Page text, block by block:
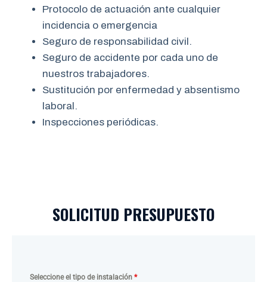
Protocolo de actuación ante cualquier
incidencia o emergencia
Seguro de responsabilidad civil.
Seguro de accidente por cada uno de
nuestros trabajadores.
Sustitución por enfermedad y absentismo
laboral.
Inspecciones periódicas.
SOLICITUD PRESUPUESTO
Seleccione el tipo de instalación *